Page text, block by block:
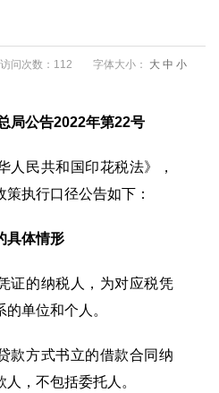
访问次数：112 字体大小： 大 中 小
局公告2022年第22号
人民共和国印花税法》，
执行口径公告如下：
具体情形
证的纳税人，为对应税凭
单位和个人。
款方式书立的借款合同纳
，不包括委托人。